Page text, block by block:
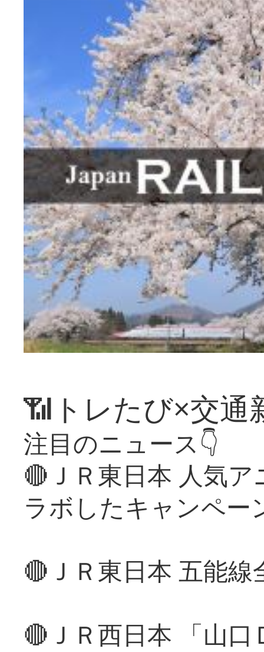
📶トレたび×交通
注目のニュース👇
🔴ＪＲ東日本 人気
ラボしたキャンペー
🔴ＪＲ東日本 五能
🔴ＪＲ西日本 「山